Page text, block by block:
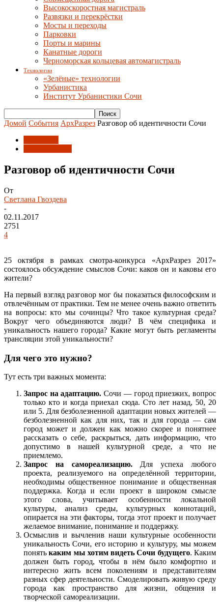
Высокоскоростная магистраль
Развязки и перекрёстки
Мосты и переходы
Парковки
Порты и марины
Канатные дороги
Черноморская кольцевая автомагистраль
Технологии
«Зелёные» технологии
Урбанистика
Институт Урбанистики Сочи
Домой События АрхРазрез Разговор об идентичности Сочи
Разговор об идентичности Сочи
От
Светлана Гвоздева
-
02.11.2017
2751
4
25 октября в рамках смотра-конкурса «АрхРазрез 2017»
состоялось обсуждение смыслов Сочи: каков он и каковы его
жители?
На первый взгляд разговор мог бы показаться философским и
отвлечённым от практики. Тем не менее очень важно ответить
на вопросы: кто мы сочинцы? Что такое культурная среда?
Вокруг чего объединяются люди? В чём специфика и
уникальность нашего города? Какие могут быть регламенты
трансляции этой уникальности?
Для чего это нужно?
Тут есть три важных момента:
Запрос на адаптацию. Сочи — город приезжих, вопрос
только кто и когда приехал сюда. Сто лет назад, 50, 20
или 5. Для безболезненной адаптации новых жителей —
безболезненной как для них, так и для города — сам
город может и должен как можно скорее и понятнее
рассказать о себе, раскрыться, дать информацию, что
допустимо в нашей культурной среде, а что не
приемлемо.
Запрос на самореализацию.Для успеха любого
проекта, реализуемого на определённой территории,
необходимы общественное понимание и общественная
поддержка. Когда и если проект в широком смысле
этого слова, учитывает особенности локальной
культуры, анализ среды, культурных коннотаций,
опирается на эти факторы, тогда этот проект и получает
желаемое внимание, понимание и поддержку.
Осмыслив и вычленив наши культурные особенности
уникальность Сочи, его историю и культуру, мы можем
понятькаким мы хотим видеть Сочи будущего. Каким
должен быть город, чтобы в нём было комфортно и
интересно жить всем поколениям и представителям
разных сфер деятельности. Смоделировать живую среду
города как пространство для жизни, общения и
творческой самореализации.